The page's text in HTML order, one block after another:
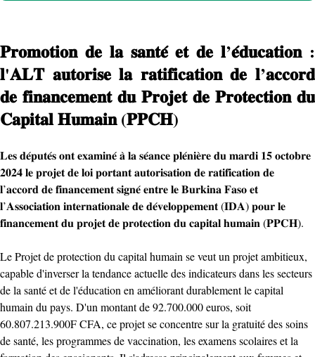
𝐏𝐫𝐨𝐦𝐨𝐭𝐢𝐨𝐧 𝐝𝐞 𝐥𝐚 𝐬𝐚𝐧𝐭𝐞́ 𝐞𝐭 𝐝𝐞 𝐥’𝐞́𝐝𝐮𝐜𝐚𝐭𝐢𝐨𝐧 :
𝐥'𝐀𝐋𝐓 𝐚𝐮𝐭𝐨𝐫𝐢𝐬𝐞 𝐥𝐚 𝐫𝐚𝐭𝐢𝐟𝐢𝐜𝐚𝐭𝐢𝐨𝐧 𝐝𝐞 𝐥’𝐚𝐜𝐜𝐨𝐫𝐝
𝐝𝐞 𝐟𝐢𝐧𝐚𝐧𝐜𝐞𝐦𝐞𝐧𝐭 𝐝𝐮 𝐏𝐫𝐨𝐣𝐞𝐭 𝐝𝐞 𝐏𝐫𝐨𝐭𝐞𝐜𝐭𝐢𝐨𝐧 𝐝𝐮
𝐂𝐚𝐩𝐢𝐭𝐚𝐥 𝐇𝐮𝐦𝐚𝐢𝐧 (𝐏𝐏𝐂𝐇)
𝐋𝐞𝐬 𝐝𝐞́𝐩𝐮𝐭𝐞́𝐬 𝐨𝐧𝐭 𝐞𝐱𝐚𝐦𝐢𝐧𝐞́ 𝐚̀ 𝐥𝐚 𝐬𝐞́𝐚𝐧𝐜𝐞 𝐩𝐥𝐞́𝐧𝐢𝐞̀𝐫𝐞 𝐝𝐮 𝐦𝐚𝐫𝐝𝐢 𝟏𝟓 𝐨𝐜𝐭𝐨𝐛𝐫𝐞
𝟐𝟎𝟐𝟒 𝐥𝐞 𝐩𝐫𝐨𝐣𝐞𝐭 𝐝𝐞 𝐥𝐨𝐢 𝐩𝐨𝐫𝐭𝐚𝐧𝐭 𝐚𝐮𝐭𝐨𝐫𝐢𝐬𝐚𝐭𝐢𝐨𝐧 𝐝𝐞 𝐫𝐚𝐭𝐢𝐟𝐢𝐜𝐚𝐭𝐢𝐨𝐧 𝐝𝐞
𝐥’𝐚𝐜𝐜𝐨𝐫𝐝 𝐝𝐞 𝐟𝐢𝐧𝐚𝐧𝐜𝐞𝐦𝐞𝐧𝐭 𝐬𝐢𝐠𝐧𝐞́ 𝐞𝐧𝐭𝐫𝐞 𝐥𝐞 𝐁𝐮𝐫𝐤𝐢𝐧𝐚 𝐅𝐚𝐬𝐨 𝐞𝐭
𝐥’𝐀𝐬𝐬𝐨𝐜𝐢𝐚𝐭𝐢𝐨𝐧 𝐢𝐧𝐭𝐞𝐫𝐧𝐚𝐭𝐢𝐨𝐧𝐚𝐥𝐞 𝐝𝐞 𝐝𝐞́𝐯𝐞𝐥𝐨𝐩𝐩𝐞𝐦𝐞𝐧𝐭 (𝐈𝐃𝐀) 𝐩𝐨𝐮𝐫 𝐥𝐞
𝐟𝐢𝐧𝐚𝐧𝐜𝐞𝐦𝐞𝐧𝐭 𝐝𝐮 𝐩𝐫𝐨𝐣𝐞𝐭 𝐝𝐞 𝐩𝐫𝐨𝐭𝐞𝐜𝐭𝐢𝐨𝐧 𝐝𝐮 𝐜𝐚𝐩𝐢𝐭𝐚𝐥 𝐡𝐮𝐦𝐚𝐢𝐧 (𝐏𝐏𝐂𝐇).
Le Projet de protection du capital humain se veut un projet ambitieux,
capable d'inverser la tendance actuelle des indicateurs dans les secteurs
de la santé et de l'éducation en améliorant durablement le capital
humain du pays. D'un montant de 92.700.000 euros, soit
60.807.213.900F CFA, ce projet se concentre sur la gratuité des soins
de santé, les programmes de vaccination, les examens scolaires et la